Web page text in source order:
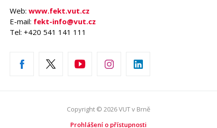
Web: www.fekt.vut.cz
E-mail: fekt-info@vut.cz
Tel: +420 541 141 111
Copyright © 2026 VUT v Brně
Prohlášení o přístupnosti